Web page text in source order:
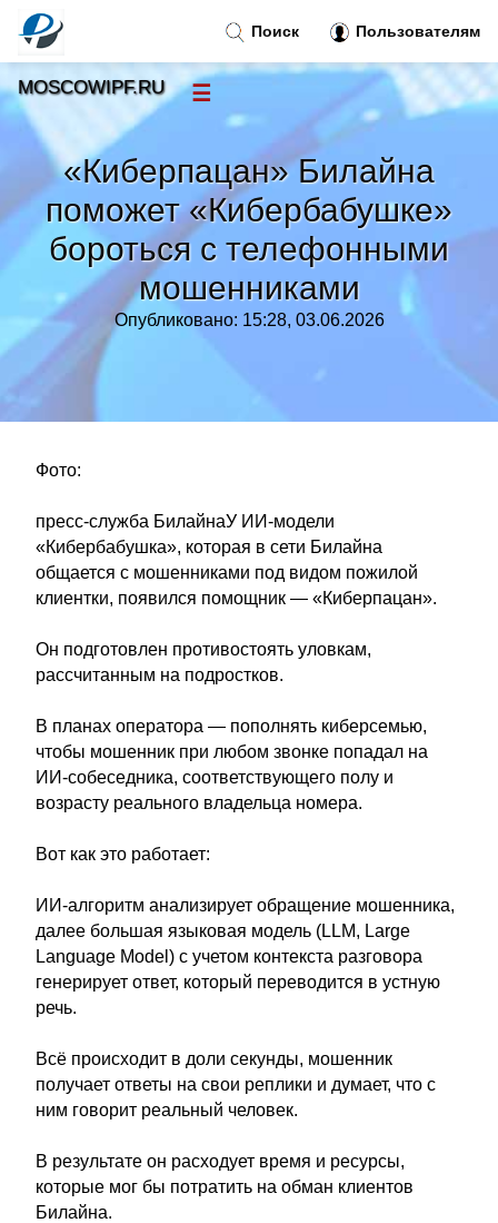
«Киберпацан» Билайна
поможет «Кибербабушке»
бороться с телефонными
мошенниками
Опубликовано: 15:28, 03.06.2026
Фото:
пресс-служба БилайнаУ ИИ-модели
«Кибербабушка», которая в сети Билайна
общается с мошенниками под видом пожилой
клиентки, появился помощник — «Киберпацан».
Он подготовлен противостоять уловкам,
рассчитанным на подростков.
В планах оператора — пополнять киберсемью,
чтобы мошенник при любом звонке попадал на
ИИ-собеседника, соответствующего полу и
возрасту реального владельца номера.
Вот как это работает:
ИИ-алгоритм анализирует обращение мошенника,
далее большая языковая модель (LLM, Large
Language Model) с учетом контекста разговора
генерирует ответ, который переводится в устную
речь.
Всё происходит в доли секунды, мошенник
получает ответы на свои реплики и думает, что с
ним говорит реальный человек.
В результате он расходует время и ресурсы,
которые мог бы потратить на обман клиентов
Билайна.
Поиск Пользователям
MOSCOWIPF.RU ☰
Тренды новостей»
Рубрики»
Правила »